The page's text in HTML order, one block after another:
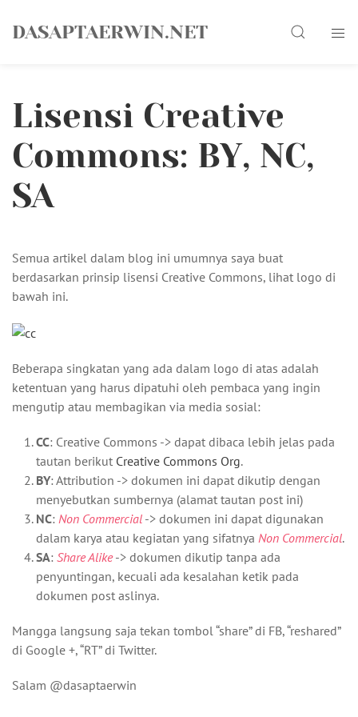
DASAPTAERWIN.NET Search
Lisensi Creative
Commons: BY, NC,
SA
Semua artikel dalam blog ini umumnya saya buat
berdasarkan prinsip lisensi Creative Commons, lihat logo di
bawah ini.
Beberapa singkatan yang ada dalam logo di atas adalah
ketentuan yang harus dipatuhi oleh pembaca yang ingin
mengutip atau membagikan via media sosial:
CC: Creative Commons -> dapat dibaca lebih jelas pada
tautan berikut Creative Commons Org.
BY: Attribution -> dokumen ini dapat dikutip dengan
menyebutkan sumbernya (alamat tautan post ini)
NC: Non Commercial -> dokumen ini dapat digunakan
dalam karya atau kegiatan yang sifatnya Non Commercial.
SA: Share Alike-> dokumen dikutip tanpa ada
penyuntingan, kecuali ada kesalahan ketik pada
dokumen post aslinya.
Mangga langsung saja tekan tombol “share” di FB, “reshared”
di Google +, “RT” di Twitter.
Salam @dasaptaerwin